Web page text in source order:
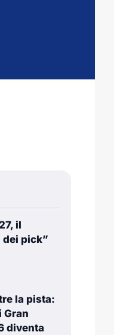
il
dei pick”
la pista:
Gran
diventa